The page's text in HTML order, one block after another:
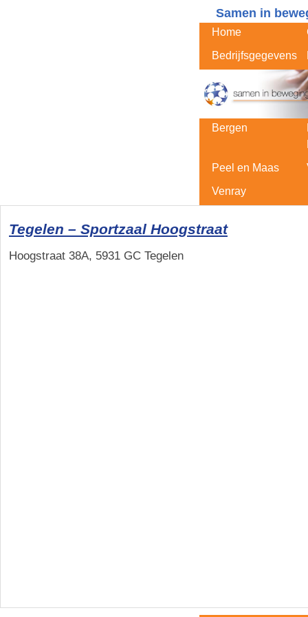
Samen in
Skip to primary
Skip to
Home
Bedrijfsgegevens
Bergen
Peel en Maas
Venray
Tegelen – Sportzaal Hoogstraat
Hoogstraat 38A, 5931 GC Tegelen